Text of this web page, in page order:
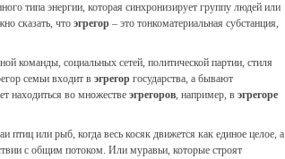
типа энергии, которая синхронизирует группу людей или
сказать, что эгрегор– это тонкоматериальная субстанция,
команды, социальных сетей, политической партии, стиля
семьи входит в эгрегоргосударства, а бывают
находиться во множестве эгрегоров, например, в эгрегоре
птиц или рыб, когда весь косяк движется как единое целое, а
с общим потоком. Или муравьи, которые строят